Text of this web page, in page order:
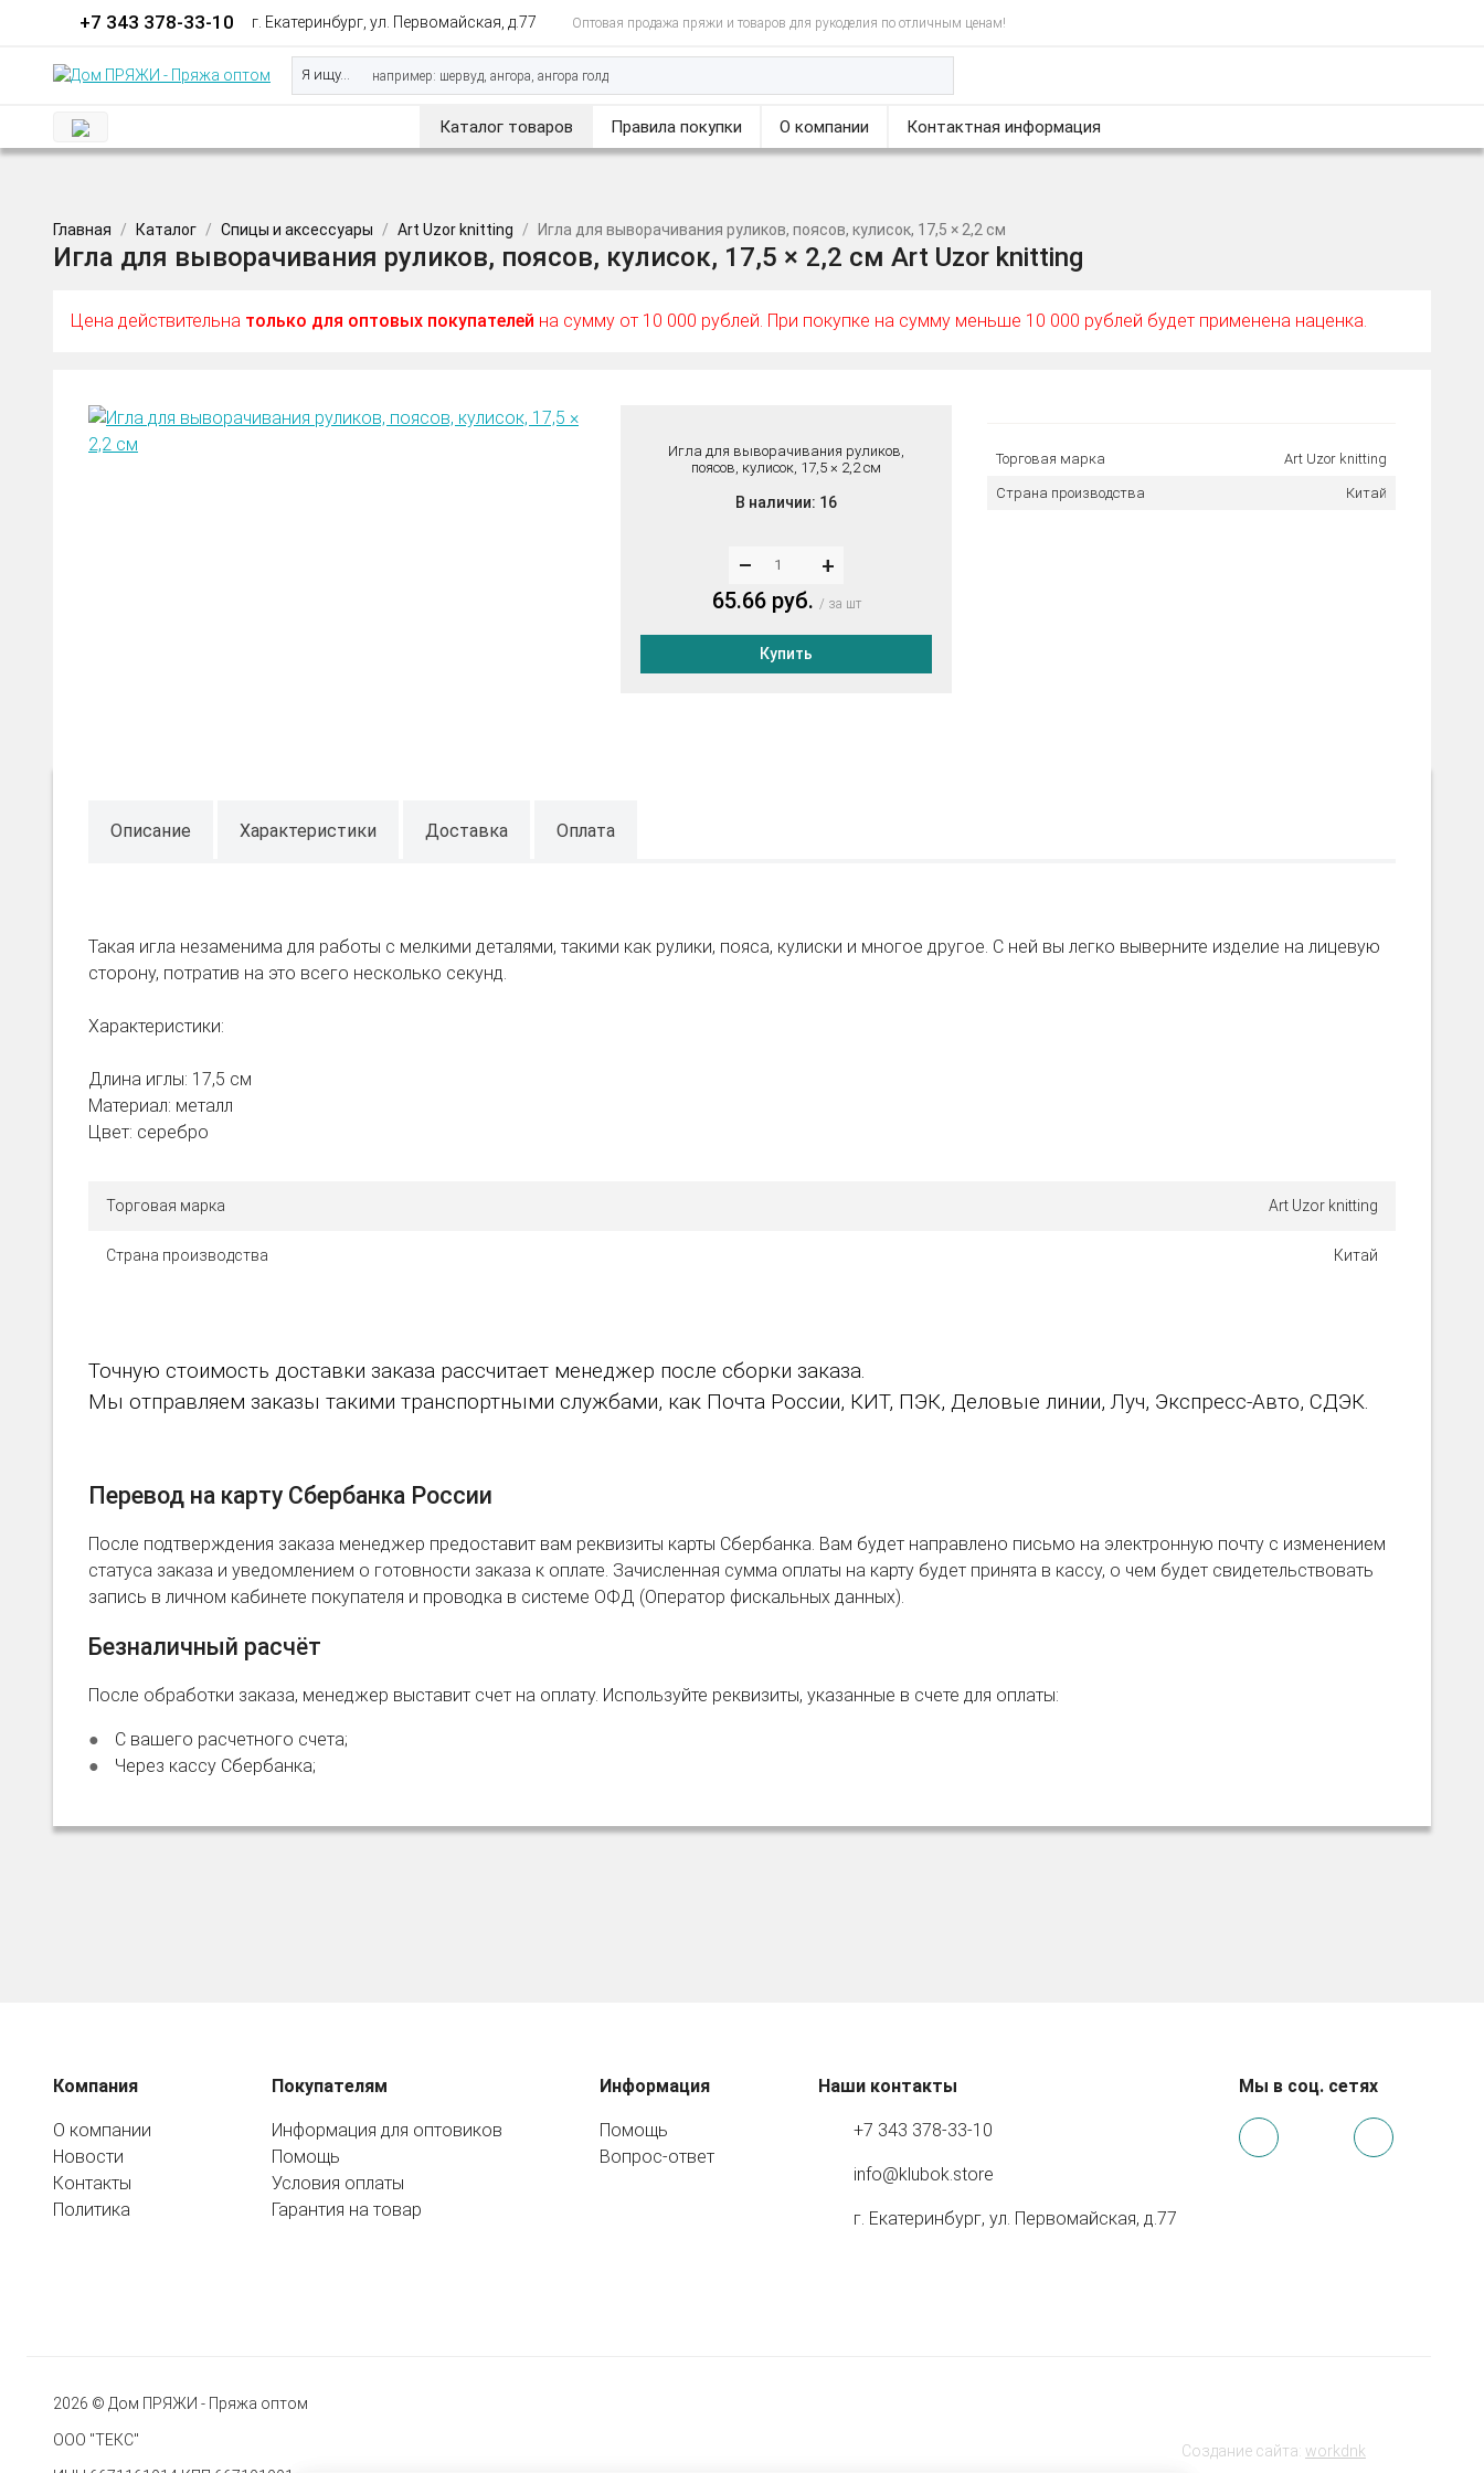
+7 343 378-33-10 г. Екатеринбург, ул. Первомайская, д.77 Оптовая продажа пряжи и товаров для рукоделия по отличным ценам!
Я ищу...
Каталог товаров Правила покупки О компании Контактная информация
Главная Каталог Спицы и аксессуары Art Uzor knitting Игла для выворачивания руликов, поясов, кулисок, 17,5 × 2,2 см
Игла для выворачивания руликов, поясов, кулисок, 17,5 × 2,2 см Art Uzor knitting
Цена действительна только для оптовых покупателей на сумму от 10 000 рублей. При покупке на сумму меньше 10 000 рублей будет применена наценка.
Игла для выворачивания руликов,
поясов, кулисок, 17,5 × 2,2 см
В наличии: 16
–
+
65.66 руб.
за шт
Купить
Торговая марка Art Uzor knitting
Страна производства Китай
Описание Характеристики Доставка Оплата
Такая игла незаменима для работы с мелкими деталями, такими как рулики, пояса, кулиски и многое другое. С ней вы легко выверните изделие на лицевую
сторону, потратив на это всего несколько секунд.
Характеристики:
Длина иглы: 17,5 см
Материал: металл
Цвет: серебро
Торговая марка Art Uzor knitting
Страна производства Китай
Точную стоимость доставки заказа рассчитает менеджер после сборки заказа.
Мы отправляем заказы такими транспортными службами, как Почта России, КИТ, ПЭК, Деловые линии, Луч, Экспресс-Авто, СДЭК.
Перевод на карту Сбербанка России
После подтверждения заказа менеджер предоставит вам реквизиты карты Сбербанка. Вам будет направлено письмо на электронную почту с изменением
статуса заказа и уведомлением о готовности заказа к оплате. Зачисленная сумма оплаты на карту будет принята в кассу, о чем будет свидетельствовать
запись в личном кабинете покупателя и проводка в системе ОФД (Оператор фискальных данных).
Безналичный расчёт
После обработки заказа, менеджер выставит счет на оплату. Используйте реквизиты, указанные в счете для оплаты:
С вашего расчетного счета;
Через кассу Сбербанка;
Компания
О компании
Новости
Контакты
Политика
Покупателям
Информация для оптовиков
Помощь
Условия оплаты
Гарантия на товар
Информация
Помощь
Вопрос-ответ
Наши контакты
+7 343 378-33-10
info@klubok.store
г. Екатеринбург, ул. Первомайская, д.77
Мы в соц. сетях
2026 © Дом ПРЯЖИ - Пряжа оптом
ООО "ТЕКС"
Создание сайта: workdnk